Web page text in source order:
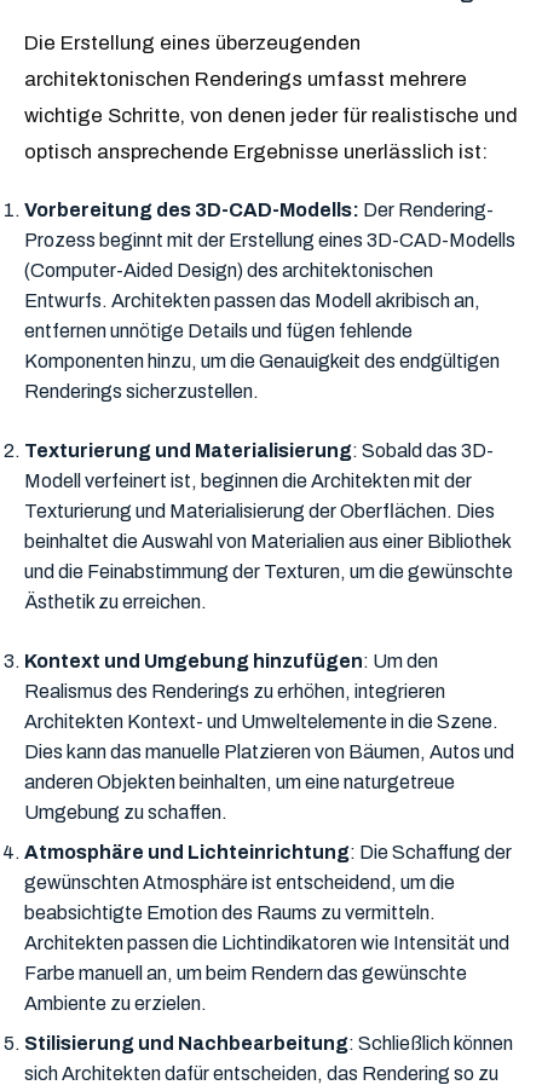
Die Erstellung eines überzeugenden
architektonischen Renderings umfasst mehrere
wichtige Schritte, von denen jeder für realistische und
optisch ansprechende Ergebnisse unerlässlich ist:
Vorbereitung des 3D-CAD-Modells: Der Rendering-
Prozess beginnt mit der Erstellung eines 3D-CAD-Modells
(Computer-Aided Design) des architektonischen
Entwurfs. Architekten passen das Modell akribisch an,
entfernen unnötige Details und fügen fehlende
Komponenten hinzu, um die Genauigkeit des endgültigen
Renderings sicherzustellen.
Texturierung und Materialisierung: Sobald das 3D-
Modell verfeinert ist, beginnen die Architekten mit der
Texturierung und Materialisierung der Oberflächen. Dies
beinhaltet die Auswahl von Materialien aus einer Bibliothek
und die Feinabstimmung der Texturen, um die gewünschte
Ästhetik zu erreichen.
Kontext und Umgebung hinzufügen: Um den
Realismus des Renderings zu erhöhen, integrieren
Architekten Kontext- und Umweltelemente in die Szene.
Dies kann das manuelle Platzieren von Bäumen, Autos und
anderen Objekten beinhalten, um eine naturgetreue
Umgebung zu schaffen.
Atmosphäre und Lichteinrichtung: Die Schaffung der
gewünschten Atmosphäre ist entscheidend, um die
beabsichtigte Emotion des Raums zu vermitteln.
Architekten passen die Lichtindikatoren wie Intensität und
Farbe manuell an, um beim Rendern das gewünschte
Ambiente zu erzielen.
Stilisierung und Nachbearbeitung: Schließlich können
sich Architekten dafür entscheiden, das Rendering so zu